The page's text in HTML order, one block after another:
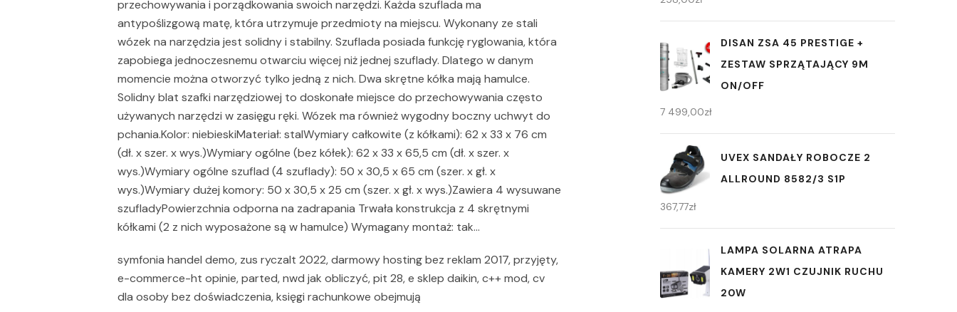
przechowywania i porządkowania swoich narzędzi. Każda szuflada ma
antypoślizgową matę, która utrzymuje przedmioty na miejscu. Wykonany ze stali
wózek na narzędzia jest solidny i stabilny. Szuflada posiada funkcję ryglowania, która
zapobiega jednoczesnemu otwarciu więcej niż jednej szuflady. Dlatego w danym
momencie można otworzyć tylko jedną z nich. Dwa skrętne kółka mają hamulce.
Solidny blat szafki narzędziowej to doskonałe miejsce do przechowywania często
używanych narzędzi w zasięgu ręki. Wózek ma również wygodny boczny uchwyt do
pchania.Kolor: niebieskiMateriał: stalWymiary całkowite (z kółkami): 62 x 33 x 76 cm
(dł. x szer. x wys.)Wymiary ogólne (bez kółek): 62 x 33 x 65,5 cm (dł. x szer. x
wys.)Wymiary ogólne szuflad (4 szuflady): 50 x 30,5 x 65 cm (szer. x gł. x
wys.)Wymiary dużej komory: 50 x 30,5 x 25 cm (szer. x gł. x wys.)Zawiera 4 wysuwane
szufladyPowierzchnia odporna na zadrapania Trwała konstrukcja z 4 skrętnymi
kółkami (2 z nich wyposażone są w hamulce) Wymagany montaż: tak…
symfonia handel demo, zus ryczalt 2022, darmowy hosting bez reklam 2017, przyjęty,
e-commerce-ht opinie, parted, nwd jak obliczyć, pit 28, e sklep daikin, c++ mod, cv
dla osoby bez doświadczenia, księgi rachunkowe obejmują
DISAN ZSA 45 PRESTIGE +
ZESTAW SPRZĄTAJĄCY 9M
ON/OFF
7 499,00zł
UVEX SANDAŁY ROBOCZE 2
ALLROUND 8582/3 S1P
367,77zł
LAMPA SOLARNA ATRAPA
KAMERY 2W1 CZUJNIK RUCHU
20W